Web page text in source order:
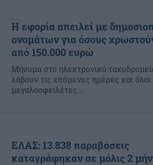
Η εφορία απειλεί με
ονομάτων για όσους
από 150.000 ευρώ
Μήνυμα στο ηλεκτρονικό
λάβουν τις επόμενες ημέρες και όλοι
μεγαλοοφειλέτες...
ΕΛΑΣ: 13.838 παραβάσεις
καταγράφηκαν σε μόλις 2